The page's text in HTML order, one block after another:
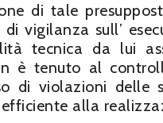
di tale
vigilanza sull’
tecnica da lui
è tenuto al
di violazioni delle
alla